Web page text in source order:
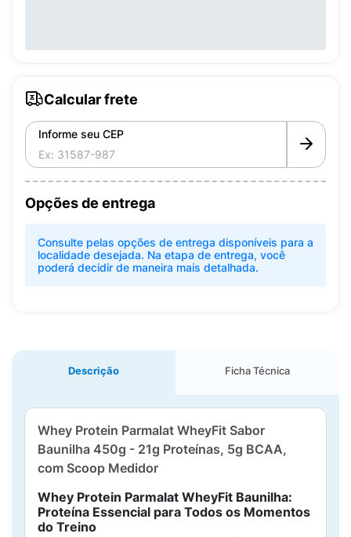
Calcular frete
Informe seu CEP
Opções de entrega
Consulte pelas opções de entrega disponíveis para a
localidade desejada. Na etapa de entrega, você
poderá decidir de maneira mais detalhada.
Descrição Ficha Técnica
Whey Protein Parmalat WheyFit Sabor
Baunilha 450g - 21g Proteínas, 5g BCAA,
com Scoop Medidor
Whey Protein Parmalat WheyFit Baunilha:
Proteína Essencial para Todos os Momentos
do Treino